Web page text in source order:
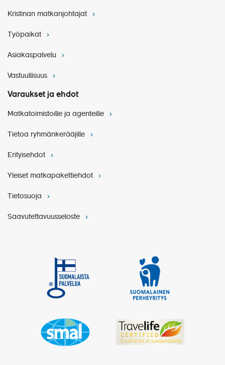
Kristinan matkanjohtajat
Työpaikat
Asiakaspalvelu
Vastuullisuus
Varaukset ja ehdot
Matkatoimistoille ja agenteille
Tietoa ryhmänkerääjille
Erityisehdot
Yleiset matkapakettiehdot
Tietosuoja
Saavutettavuusseloste